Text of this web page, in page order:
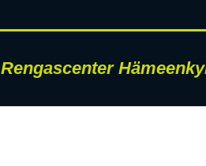
Rengascenter